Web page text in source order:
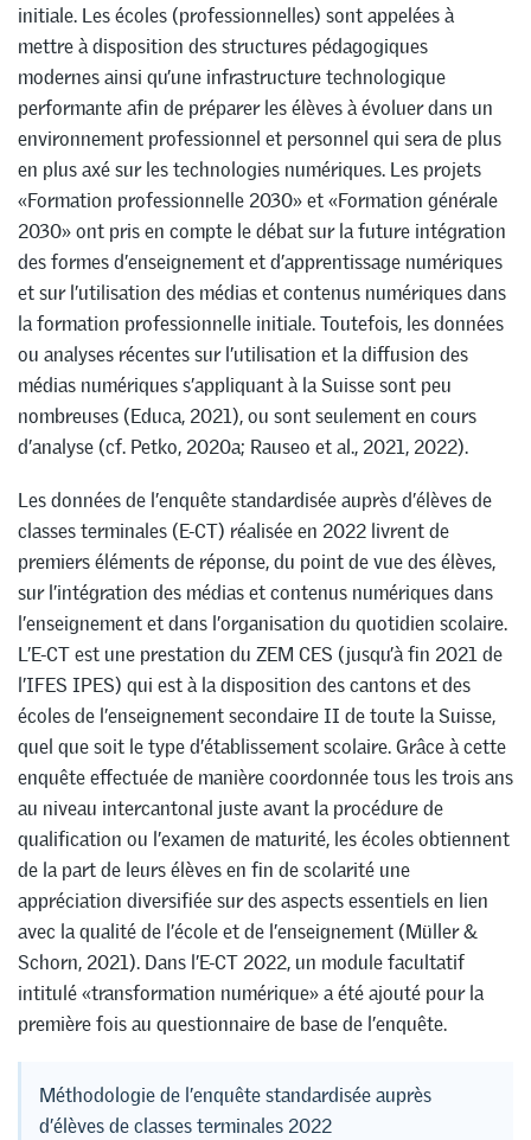
initiale. Les écoles (professionnelles) sont appelées à
mettre à disposition des structures pédagogiques
modernes ainsi qu’une infrastructure technologique
performante afin de préparer les élèves à évoluer dans un
environnement professionnel et personnel qui sera de plus
en plus axé sur les technologies numériques. Les projets
«Formation professionnelle 2030» et «Formation générale
2030» ont pris en compte le débat sur la future intégration
des formes d’enseignement et d’apprentissage numériques
et sur l’utilisation des médias et contenus numériques dans
la formation professionnelle initiale. Toutefois, les données
ou analyses récentes sur l’utilisation et la diffusion des
médias numériques s’appliquant à la Suisse sont peu
nombreuses (Educa, 2021), ou sont seulement en cours
d’analyse (cf. Petko, 2020a; Rauseo et al., 2021, 2022).
Les données de l’enquête standardisée auprès d’élèves de
classes terminales (E-CT) réalisée en 2022 livrent de
premiers éléments de réponse, du point de vue des élèves,
sur l’intégration des médias et contenus numériques dans
l’enseignement et dans l’organisation du quotidien scolaire.
L’E-CT est une prestation du ZEM CES (jusqu’à fin 2021 de
l’IFES IPES) qui est à la disposition des cantons et des
écoles de l’enseignement secondaire II de toute la Suisse,
quel que soit le type d’établissement scolaire. Grâce à cette
enquête effectuée de manière coordonnée tous les trois ans
au niveau intercantonal juste avant la procédure de
qualification ou l’examen de maturité, les écoles obtiennent
de la part de leurs élèves en fin de scolarité une
appréciation diversifiée sur des aspects essentiels en lien
avec la qualité de l’école et de l’enseignement (Müller &
Schorn, 2021). Dans l’E-CT 2022, un module facultatif
intitulé «transformation numérique» a été ajouté pour la
première fois au questionnaire de base de l’enquête.
Méthodologie de l’enquête standardisée auprès
d’élèves de classes terminales 2022